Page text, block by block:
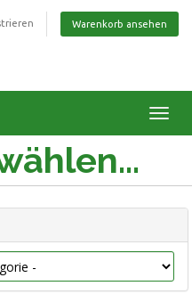
Warenkorb ansehen